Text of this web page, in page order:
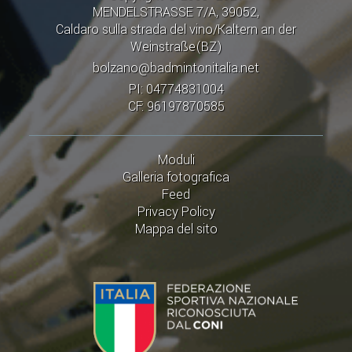
MENDELSTRASSE 7/A, 39052,
Caldaro sulla strada del vino/Kaltern an der
Weinstraße(BZ)
bolzano@badmintonitalia.net
PI: 04774831004
CF: 96197870585
Moduli
Galleria fotografica
Feed
Privacy Policy
Mappa del sito
FIBA NAZIONALE